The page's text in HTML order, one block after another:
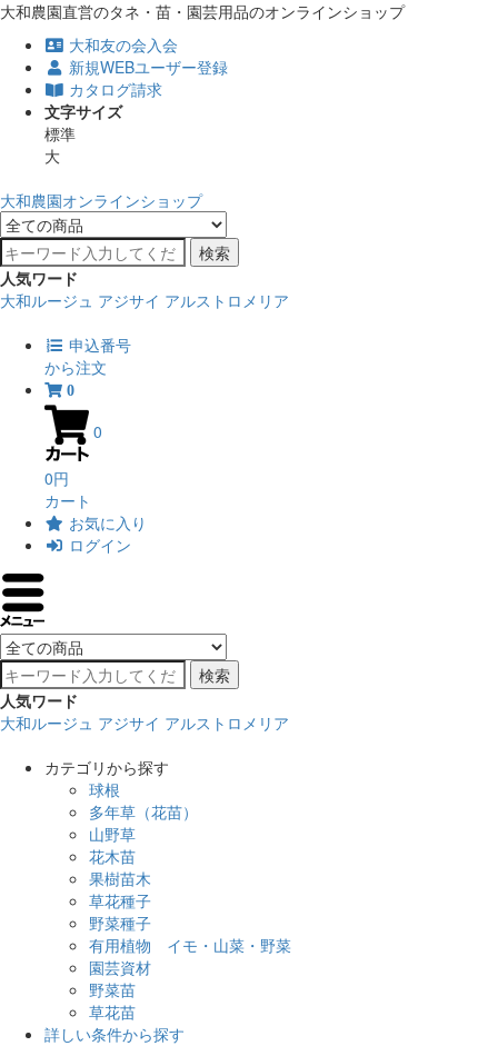
大和農園直営のタネ・苗・園芸用品のオンラインショップ
大和友の会入会
新規WEBユーザー登録
カタログ請求
文字サイズ
標準
大
大和農園オンラインショップ
検索
人気ワード
大和ルージュ アジサイ アルストロメリア
申込番号
から注文
0
0
0円
カート
お気に入り
ログイン
検索
人気ワード
大和ルージュ アジサイ アルストロメリア
カテゴリから探す
球根
多年草（花苗）
山野草
花木苗
果樹苗木
草花種子
野菜種子
有用植物 イモ・山菜・野菜
園芸資材
野菜苗
草花苗
詳しい条件から探す